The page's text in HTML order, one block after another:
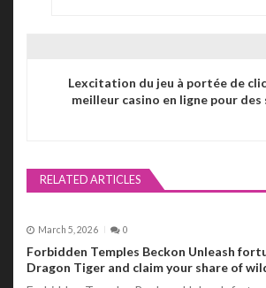
g
a
t
Lexcitation du jeu à portée de
meilleur casino en ligne pour des
RELATED ARTICLES
March 5, 2026 0
Forbidden Temples Beckon Unleash
Dragon Tiger and claim your share of